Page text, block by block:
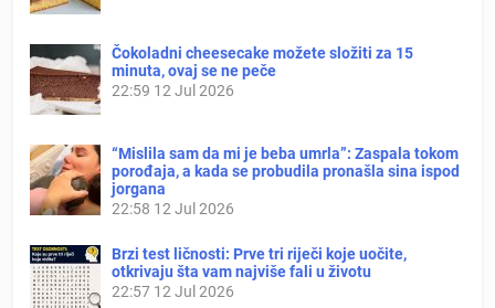
Čokoladni cheesecake možete složiti za 15
minuta, ovaj se ne peče
22:59 12 Jul 2026
“Mislila sam da mi je beba umrla”: Zaspala tokom
porođaja, a kada se probudila pronašla sina ispod
jorgana
22:58 12 Jul 2026
Brzi test ličnosti: Prve tri riječi koje uočite,
otkrivaju šta vam najviše fali u životu
22:57 12 Jul 2026